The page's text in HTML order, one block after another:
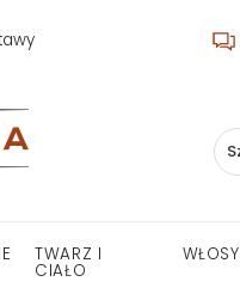
TWARZ I
CIAŁO
WŁOSY